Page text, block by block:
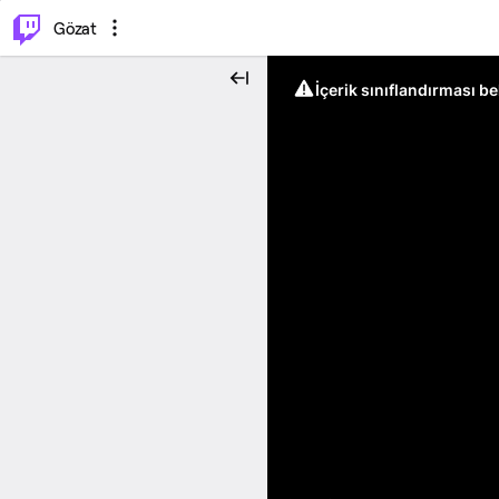
Gözat
İçerik sınıflandırması